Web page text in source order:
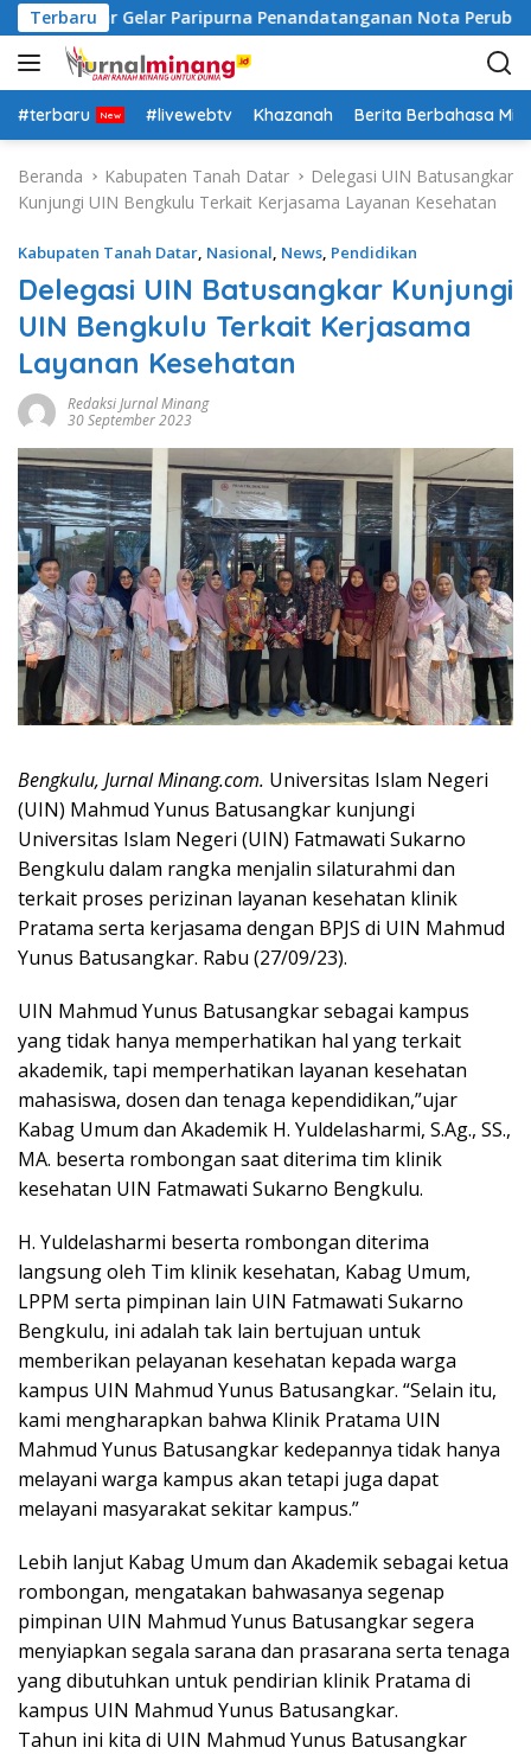
a
g
u
Terbaru
Datar Gelar Paripurna Penandatanganan Nota
#terbaru #livewebtv Khazanah Berita Berbahasa
Beranda Kabupaten Tanah Datar
Delegasi UIN Batusangkar
Kunjungi UIN Bengkulu Terkait Kerjasama Layanan Kesehatan
Kabupaten Tanah Datar, Nasional, News, Pendidikan
Delegasi UIN Batusangkar Kunjungi
UIN Bengkulu Terkait Kerjasama
Layanan Kesehatan
Redaksi Jurnal Minang
30 September 2023
Bengkulu, Jurnal Minang.com. Universitas Islam Negeri
(UIN) Mahmud Yunus Batusangkar kunjungi
Universitas Islam Negeri (UIN) Fatmawati Sukarno
Bengkulu dalam rangka menjalin silaturahmi dan
terkait proses perizinan layanan kesehatan klinik
Pratama serta kerjasama dengan BPJS di UIN Mahmud
Yunus Batusangkar. Rabu (27/09/23).
UIN Mahmud Yunus Batusangkar sebagai kampus
yang tidak hanya memperhatikan hal yang terkait
akademik, tapi memperhatikan layanan kesehatan
mahasiswa, dosen dan tenaga kependidikan,”ujar
Kabag Umum dan Akademik H. Yuldelasharmi, S.Ag., SS.,
MA. beserta rombongan saat diterima tim klinik
kesehatan UIN Fatmawati Sukarno Bengkulu.
H. Yuldelasharmi beserta rombongan diterima
langsung oleh Tim klinik kesehatan, Kabag Umum,
LPPM serta pimpinan lain UIN Fatmawati Sukarno
Bengkulu, ini adalah tak lain bertujuan untuk
memberikan pelayanan kesehatan kepada warga
kampus UIN Mahmud Yunus Batusangkar. “Selain itu,
kami mengharapkan bahwa Klinik Pratama UIN
Mahmud Yunus Batusangkar kedepannya tidak hanya
melayani warga kampus akan tetapi juga dapat
melayani masyarakat sekitar kampus.”
Lebih lanjut Kabag Umum dan Akademik sebagai ketua
rombongan, mengatakan bahwasanya segenap
pimpinan UIN Mahmud Yunus Batusangkar segera
menyiapkan segala sarana dan prasarana serta tenaga
yang dibutuhkan untuk pendirian klinik Pratama di
kampus UIN Mahmud Yunus Batusangkar.
Tahun ini kita di UIN Mahmud Yunus Batusangkar